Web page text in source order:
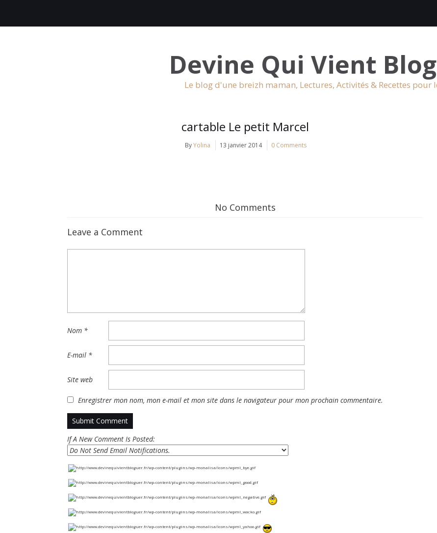
Devine Qui Vient
Le blog d'une breizh maman, Lectures, Activités & Recettes pour
cartable Le petit Marcel
ByYolina 13 janvier 2014 0 Comments
No Comments
Leave a Comment
Nom *
E-mail *
Site web
Enregistrer mon nom, mon e-mail et mon site dans le navigateur pour mon prochain commentaire.
If A New Comment Is Posted: